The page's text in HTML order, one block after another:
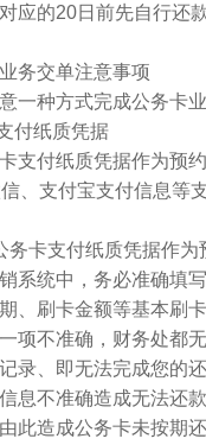
应的20日前先自行还
务交单注意事项
一种方式完成公务卡业
付纸质凭据
支付纸质凭据作为预
、支付宝支付信息等
务卡支付纸质凭据作为
系统中，务必准确填
、刷卡金额等基本刷
项不准确，财务处都
录、即无法完成您的还
息不准确造成无法还
此造成公务卡未按期